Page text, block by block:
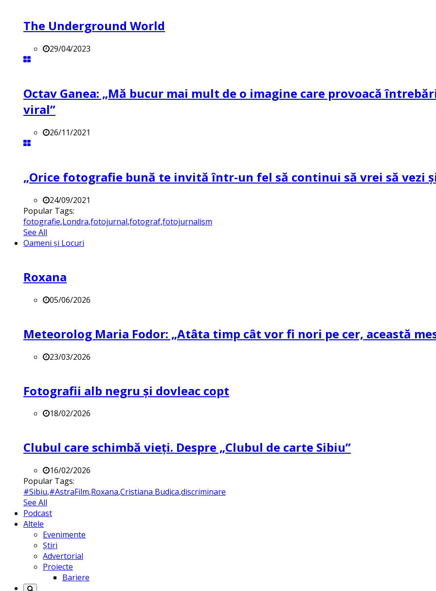
The Underground World
29/04/2023
Octav Ganea: „Mă bucur mai mult de o imagine care provoacă
viral”
26/11/2021
„Orice fotografie bună te invită într-un fel să continui să vrei să vezi
24/09/2021
Popular Tags:
fotografie,Londra,fotojurnal,fotograf,fotojurnalism
See All
Oameni și Locuri
Roxana
05/06/2026
Meteorolog Maria Fodor: „Atâta timp cât vor fi nori pe cer, această
23/03/2026
Fotografii alb negru și dovleac copt
18/02/2026
Clubul care schimbă vieți. Despre „Clubul de carte Sibiu”
16/02/2026
Popular Tags:
#Sibiu,#AstraFilm,Roxana,Cristiana Budica,discriminare
See All
Podcast
Altele
Evenimente
Știri
Advertorial
Proiecte
Bariere